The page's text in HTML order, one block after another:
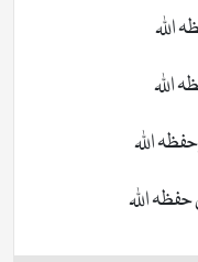
اللہ
اللہ
اللہ
اللہ